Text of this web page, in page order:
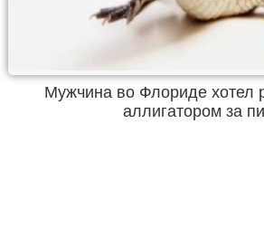
Мужчина во Флориде хотел
аллигатором за